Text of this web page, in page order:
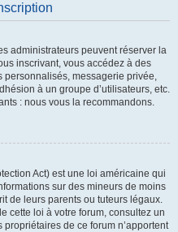
administrateurs peuvent réserver la
inscrivant, vous accédez à des
personnalisés, messagerie privée,
à un groupe d’utilisateurs, etc.
: nous vous la recommandons.
Act) est une loi américaine qui
sur des mineurs de moins
de leurs parents ou tuteurs légaux.
cette loi à votre forum, consultez un
de ce forum n’apportent